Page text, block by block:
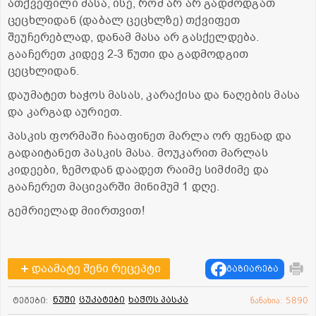
ათქვეფილი მასა, ისე, რომ არ არ გადმოდგათ
ცეცხლიდან (დაბალ ცეცხლზე) თქვიფეთ
შეუჩერებლად, დანამ მასა არ გასქელდება.
გააჩერეთ კიდევ 2-3 წუთი და გადმოდგით
ცეცხლიდან.
დაუმატეთ ხაჭოს მასას, კარაქისა და ნაღების მასა
და კარგად აურიეთ.
პასკის ფორმაში ჩააფინეთ მარლა ორ ფენად და
გადაიტანეთ პასკის მასა. მოუკარით მარლას
კიდეები, ზემოდან დაადეთ რაიმე სიმძიმე და
გააჩერეთ მაცივარში მინიმუმ 1 დღე.
გემრიელად მიირთვით!
დაამატე შენი რეცეპტი გაზიარება
ტეგები: ნუში ცუკატები ხაჭოს პასკა ნანახია: 5890